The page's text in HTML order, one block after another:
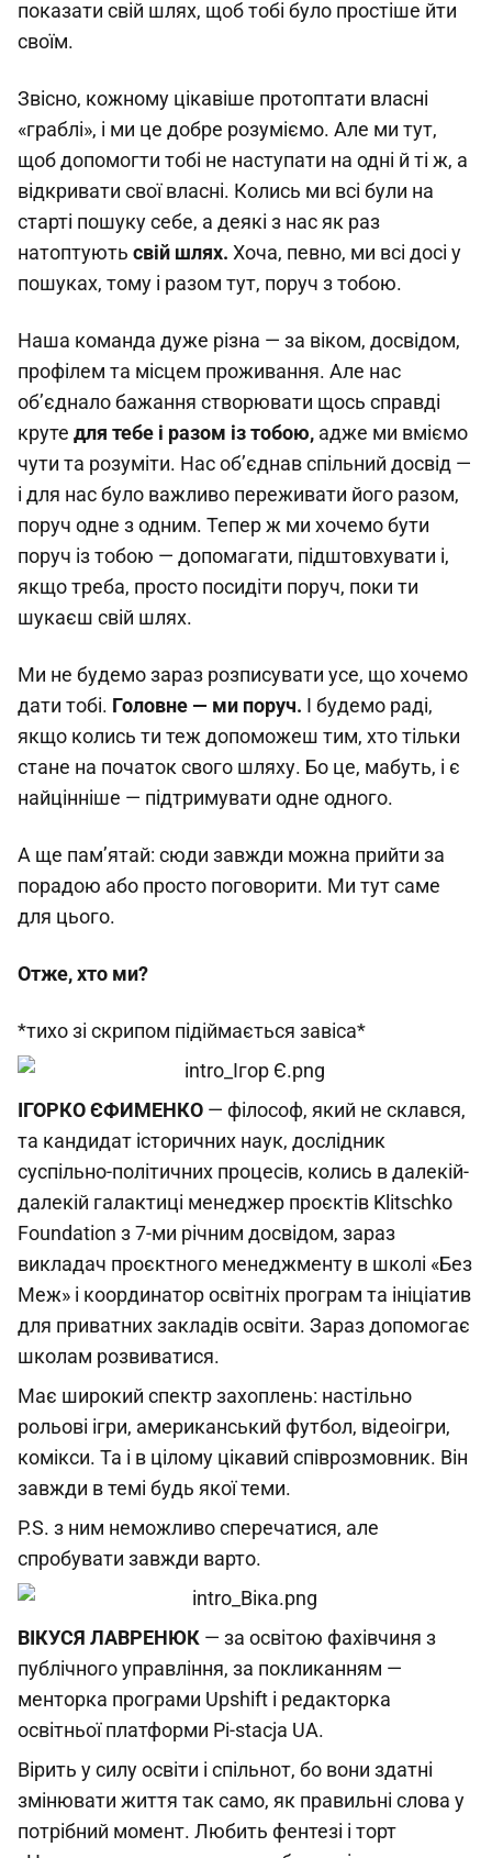
показати свій шлях, щоб тобі було простіше йти
своїм.
Звісно, кожному цікавіше протоптати власні
«граблі», і ми це добре розуміємо. Але ми тут,
щоб допомогти тобі не наступати на одні й ті ж, а
відкривати свої власні. Колись ми всі були на
старті пошуку себе, а деякі з нас як раз
натоптують свій шлях. Хоча, певно, ми всі досі у
пошуках, тому і разом тут, поруч з тобою.
Наша команда дуже різна — за віком, досвідом,
профілем та місцем проживання. Але нас
об’єднало бажання створювати щось справді
круте для тебе і разом із тобою, адже ми вміємо
чути та розуміти. Нас об’єднав спільний досвід —
і для нас було важливо переживати його разом,
поруч одне з одним. Тепер ж ми хочемо бути
поруч із тобою — допомагати, підштовхувати і,
якщо треба, просто посидіти поруч, поки ти
шукаєш свій шлях.
Ми не будемо зараз розписувати усе, що хочемо
дати тобі. Головне — ми поруч. І будемо раді,
якщо колись ти теж допоможеш тим, хто тільки
стане на початок свого шляху. Бо це, мабуть, і є
найцінніше — підтримувати одне одного.
А ще пам’ятай: сюди завжди можна прийти за
порадою або просто поговорити. Ми тут саме
для цього.
Отже, хто ми?
*тихо зі скрипом підіймається завіса*
ІГОРКО ЄФИМЕНКО — філософ, який не склався,
та кандидат історичних наук, дослідник
суспільно-політичних процесів, колись в далекій-
далекій галактиці менеджер проєктів Klitschko
Foundation з 7-ми річним досвідом, зараз
викладач проєктного менеджменту в школі «Без
Меж» і координатор освітніх програм та ініціатив
для приватних закладів освіти. Зараз допомогає
школам розвиватися.
Має широкий спектр захоплень: настільно
рольові ігри, американський футбол, відеоігри,
комікси. Та і в цілому цікавий співрозмовник. Він
завжди в темі будь якої теми.
P.S. з ним неможливо сперечатися, але
спробувати завжди варто.
ВІКУСЯ ЛАВРЕНЮК — за освітою фахівчиня з
публічного управління, за покликанням —
менторка програми Upshift і редакторка
освітньої платформи Pi-stacja UA.
Вірить у силу освіти і спільнот, бо вони здатні
змінювати життя так само, як правильні слова у
потрібний момент. Любить фентезі і торт